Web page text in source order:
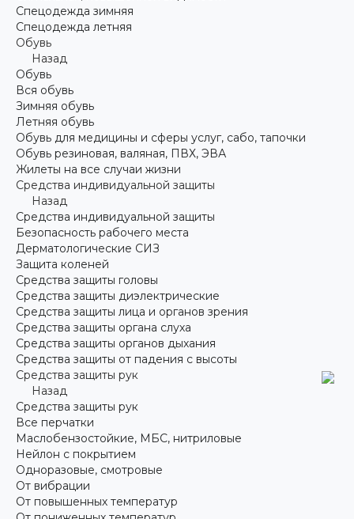
Спецодежда зимняя
Спецодежда летняя
Обувь
Назад
Обувь
Вся обувь
Зимняя обувь
Летняя обувь
Обувь для медицины и сферы услуг, сабо, тапочки
Обувь резиновая, валяная, ПВХ, ЭВА
Жилеты на все случаи жизни
Средства индивидуальной защиты
Назад
Средства индивидуальной защиты
Безопасность рабочего места
Дерматологические СИЗ
Защита коленей
Средства защиты головы
Средства защиты диэлектрические
Средства защиты лица и органов зрения
Средства защиты органа слуха
Средства защиты органов дыхания
Средства защиты от падения с высоты
Средства защиты рук
Назад
Средства защиты рук
Все перчатки
Маслобензостойкие, МБС, нитриловые
Нейлон с покрытием
Одноразовые, смотровые
От вибрации
От повышенных температур